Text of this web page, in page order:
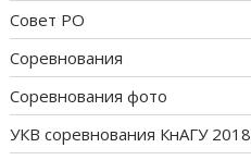
Совет РО
Соревнования
Соревнования фото
УКВ соревнования КнАГУ 2018